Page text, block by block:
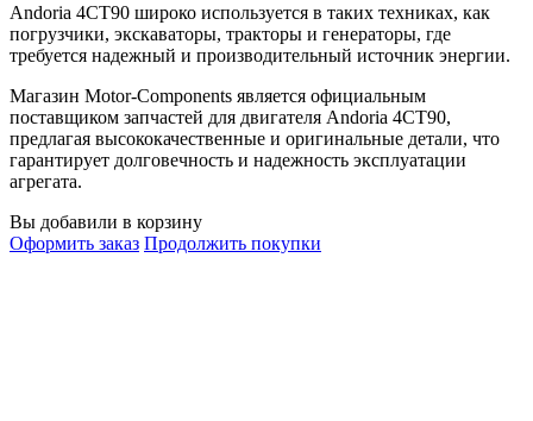
Andoria 4CT90 широко используется в таких техниках, как
погрузчики, экскаваторы, тракторы и генераторы, где
требуется надежный и производительный источник энергии.
Магазин Motor-Components является официальным
поставщиком запчастей для двигателя Andoria 4CT90,
предлагая высококачественные и оригинальные детали, что
гарантирует долговечность и надежность эксплуатации
агрегата.
Вы добавили в корзину
Оформить заказ Продолжить покупки